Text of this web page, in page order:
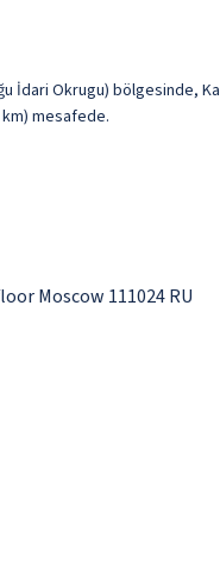
İdari Okrugu) bölgesinde,
mesafede.
Moscow 111024 RU